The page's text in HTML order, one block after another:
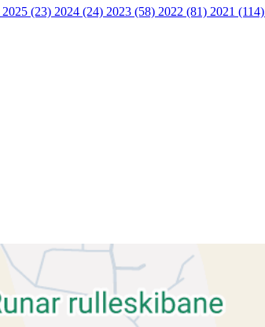
2025 (23) 2024 (24) 2023 (58) 2022 (81) 2021 (114)